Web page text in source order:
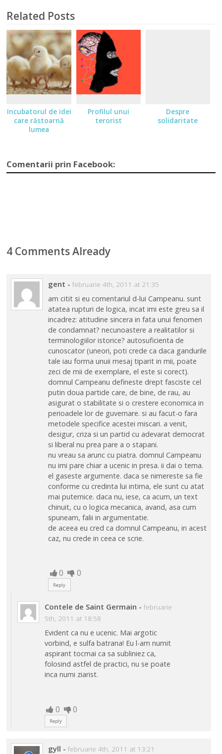
Related Posts
Incubatorul de idei
care răstoarnă
lumea
Profilul unui
terorist
Despre
solidaritate
Comentarii prin Facebook:
4 Comments Already
gent - februarie 4th, 2011 at 21:35
am citit si eu comentariul d-lui Campeanu. sunt
atatea rupturi de logica, incat imi este greu sa il
incadrez: atitudine sincera in fata unui fenomen
de condamnat? necunoastere a realitatilor si
terminologiilor istorice? autosuficienta de
cunoscator (uneori, poti crede ca daca gandurile
tale iau forma unuii mesaj tiparit in mii, poate
zeci de mii de exemplare, el este si corect).
domnul Campeanu defineste drept fasciste cel
putin doua partide care, de bine, de rau, au
asigurat o stabilitate si o crestere economica in
perioadele lor de guvernare. si au facut-o fara
metodele specifice acestei miscari. a venit,
desigur, criza si un partid cu adevarat democrat
si liberal nu prea pare a o stapani.
nu vreau sa arunc cu piatra. domnul Campeanu
nu imi pare chiar a ucenic in presa. ii dai o tema.
el gaseste argumente. daca se nimereste sa fie
conforme cu credinta lui intima, ele sunt cu atat
mai puternice. daca nu, iese, ca acum, un text
chinuit, cu o logica mecanica, avand, asa cum
spuneam, falii in argumentatie.
de aceea eu cred ca domnul Campeanu, in acest
caz, nu crede in ceea ce scrie.
0 0
Reply
Contele de Saint Germain - februarie
5th, 2011 at 18:58
Evident ca nu e ucenic. Mai argotic
vorbind, e sulfa batrana! Eu l-am numit
aspirant tocmai ca sa subliniez ca,
folosind astfel de practici, nu se poate
inca numi ziarist.
0 0
Reply
gyll - februarie 4th, 2011 at 13:21